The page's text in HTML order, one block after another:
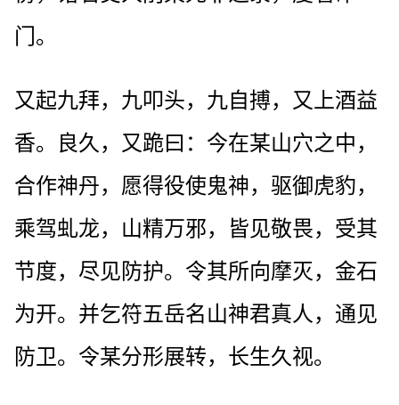
门。
又起九拜，九叩头，九自搏，又上酒益
香。良久，又跪曰：今在某山穴之中，
合作神丹，愿得役使鬼神，驱御虎豹，
乘驾虬龙，山精万邪，皆见敬畏，受其
节度，尽见防护。令其所向摩灭，金石
为开。并乞符五岳名山神君真人，通见
防卫。令某分形展转，长生久视。